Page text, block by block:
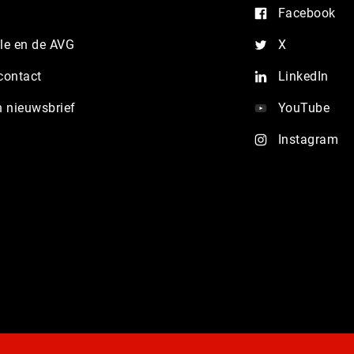
en de AVG
nieuwsbrief
Facebook
X
LinkedIn
YouTube
Instagram